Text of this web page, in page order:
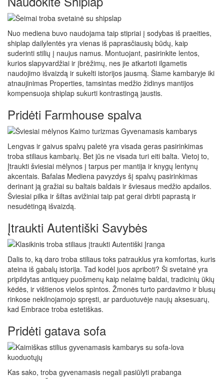
Nuo mediena buvo naudojama taip stipriai į sodybas iš praeities,
shiplap dailylentės yra vienas iš paprasčiausių būdų, kaip
suderinti stilių į naujus namus. Montuojant, pasirinkite lentos,
kurios slapyvardžiai ir įbrėžimų, nes jie atkartoti ilgametis
naudojimo išvaizdą ir sukelti istorijos jausmą. Šiame kambaryje iki
atnaujinimas Properties, tamsintas medžio židinys mantijos
kompensuoja shiplap sukurti kontrastingą jaustis.
Pridėti Farmhouse spalva
Lengvas ir gaivus spalvų paletė yra visada geras pasirinkimas
troba stiliaus kambarių. Bet jūs ne visada turi eiti balta. Vietoj to,
Įtraukti šviesiai mėlynos į tarpus per mantija ir knygų lentynų
akcentais. Bafalas Mediena pavyzdys šį spalvų pasirinkimas
derinant ją gražiai su baltais baldais ir šviesaus medžio apdailos.
Šviesiai pilka ir šiltas avižiniai taip pat gerai dirbti paprastą ir
nesudėtingą išvaizdą.
Įtraukti Autentiški Savybės
Dalis to, ką daro troba stiliaus toks patrauklus yra komfortas, kuris
ateina iš gabalų istorija. Tad kodėl juos apriboti? Ši svetainė yra
pripildytas antiquey puošmenų kaip nelaimę baldai, tradicinių ūkių
kėdės, ir vištienos vielos spintos. Žmonės turto pardavimo ir blusų
rinkose nekilnojamojo spręsti, ar parduotuvėje naujų aksesuarų,
kad Embrace troba estetiškas.
Pridėti gatava sofa
Kas sako, troba gyvenamasis negali pasiūlyti prabanga